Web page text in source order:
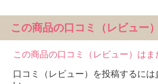
この商品の口コミ（レビュー）
この商品の口コミ（レビュー）はま
口コミ（レビュー）を投稿するには